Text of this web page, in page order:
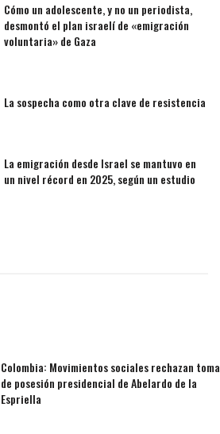
Cómo un adolescente, y no un periodista,
desmontó el plan israelí de «emigración
voluntaria» de Gaza
La sospecha como otra clave de resistencia
La emigración desde Israel se mantuvo en
un nivel récord en 2025, según un estudio
Colombia: Movimientos sociales rechazan toma
de posesión presidencial de Abelardo de la
Espriella